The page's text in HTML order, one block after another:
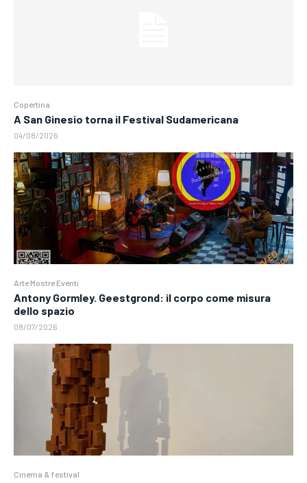
Copertina
A San Ginesio torna il Festival Sudamericana
04/08/2026
Arte Mostre Eventi
Antony Gormley. Geestgrond: il corpo come misura
dello spazio
08/07/2026
Cinema & festival